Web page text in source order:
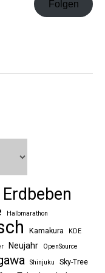
Folgen
Erdbeben
Halbmarathon
Kamakura KDE
Neujahr
OpenSource
Shinjuku
Sky-Tree